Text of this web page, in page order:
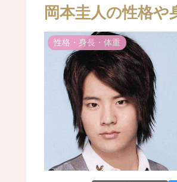
岡本圭人の性格や
性格・身長・体重